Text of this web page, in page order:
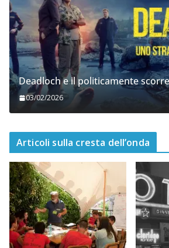
Deadloch e il politicamente
03/02/2026
Articoli sulla cresta dell’onda